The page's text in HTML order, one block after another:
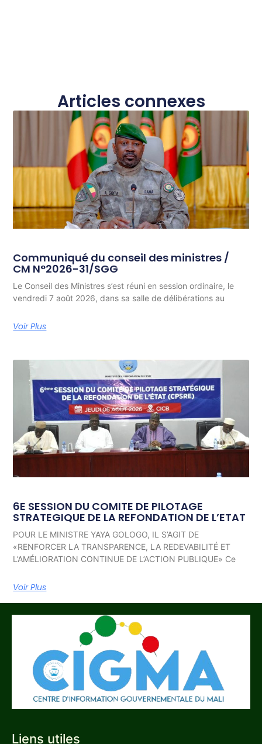
Articles connexes
Communiqué du conseil des ministres /
CM N°2026-31/SGG
Le Conseil des Ministres s’est réuni en session ordinaire, le
vendredi 7 août 2026, dans sa salle de délibérations au
Voir Plus
6E SESSION DU COMITE DE PILOTAGE
STRATEGIQUE DE LA REFONDATION DE L’ETAT
POUR LE MINISTRE YAYA GOLOGO, IL S’AGIT DE
«RENFORCER LA TRANSPARENCE, LA REDEVABILITÉ ET
L’AMÉLIORATION CONTINUE DE L’ACTION PUBLIQUE» Ce
Voir Plus
Liens utiles